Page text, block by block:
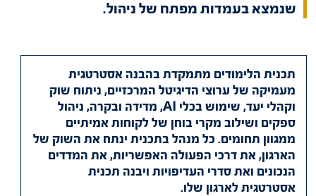
שנמצא בעמדות מפתח של ניהול.
תכנית הלימודים מתמקדת בהבנה אסטרטגית
מעמיקה של ערוצי הדיגיטל המרכזיים, ניתוח שוק
וקהלי יעד, שימוש בכלי
AI, מדידה ובקרה, ניהול
ספקים ושילוב מקרי בוחן של לקוחות אמיתיים
ממגוון תחומים. כל מנהל בתכנית ינתח את השוק של
הארגון, את דרכי הפעולה האפשריות, את המדדים
הנכונים ואת סדרי העדיפויות ויבנה תכנית
אסטרטגית לארגון שלו.